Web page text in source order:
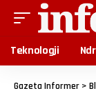
Teknologji
Gazeta Informer >